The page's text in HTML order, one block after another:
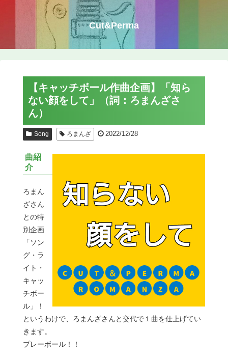
Cut&Perma
【キャッチボール作曲企画】「知ら
ない顔をして」（詞：ろまんざさ
ん）
Song ろまんざ 2022/12/28
曲紹
介
ろまん
ざさん
との特
別企画
「ソン
グ・ラ
イト・
キャッ
チボー
ル」！
というわけで、ろまんざさんと交代で１曲を仕上げてい
きます。
プレーボール！！